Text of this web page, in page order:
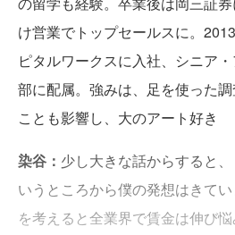
け営業でトップセールスに。
ピタルワークスに入社、シニア
部に配属。強みは、足を使った
ことも影響し、大のアート好き
染谷： 少し大きな話からすると
いうところから僕の発想はきて
を考えると全業界で賃金は伸び